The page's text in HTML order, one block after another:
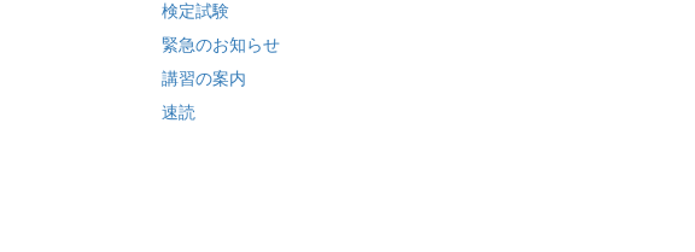
検定試験
緊急のお知らせ
講習の案内
速読